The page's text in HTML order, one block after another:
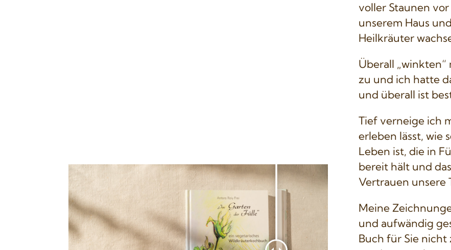
voller Staunen
unserem Haus
Heilkräuter
Überall
zu und ich hatte
und überall ist
Tief verneige ich
erleben lässt, wie
Leben ist, die in
bereit hält und
Vertrauen unsere
Meine
und aufwändig
Buch für Sie